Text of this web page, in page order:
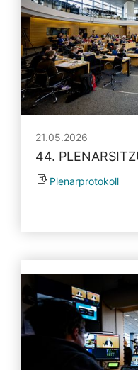
21.05.2026
44.
Plenarprotokoll